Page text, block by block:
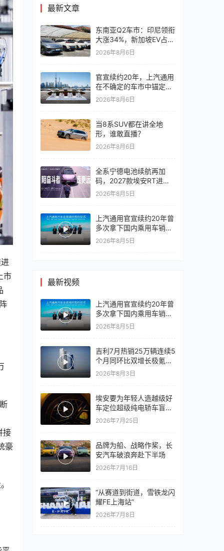
市
接
豪
最新文章
东南亚Q2车市：印尼领衔
大涨34%，新加坡EV占比
超6成
2026年8月6日
官宣续约20年，上汽通用
在不确定的车市中锚定确
定未来
2026年8月6日
当8系SUV都在讲全地
形，谁敢直播？
2026年8月6日
全系宁德电池续航再加
码，2027款埃安RT进入
10万区间
2026年8月5日
上汽通用官宣续约20年曾
多次拿下国内乘用车销冠
竞争激烈，上汽通用有信
2026年8月5日
最新视频
上汽通用官宣续约20年曾
多次拿下国内乘用车销冠
竞争激烈，上汽通用有信
2026年8月5日
吉利7月热销25万辆连续5
个月同环比双增长极氪销
量同比翻倍，出口再破10
2026年8月3日
埃安要为年轻人造越级好
车定位超级纯电轿车盲猜
18万以上
2026年7月25日
品牌为船、战略作桨，长
安汽车破浪奔赴下半场
2026年7月16日
“从赛道到街道，雪铁龙闪
耀FE上海站”
2026年7月8日